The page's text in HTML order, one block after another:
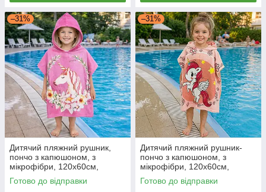
–31%
Дитячий пляжний рушник,
пончо з капюшоном, з
мікрофібри, 120х60см,
рожевий колір, єдиноріг
Готово до відправки
–31%
Дитячий пляжний рушник-
пончо з капюшоном, з
мікрофібри, 120х60см,
персиковий колір, єдиноріг
Готово до відправки